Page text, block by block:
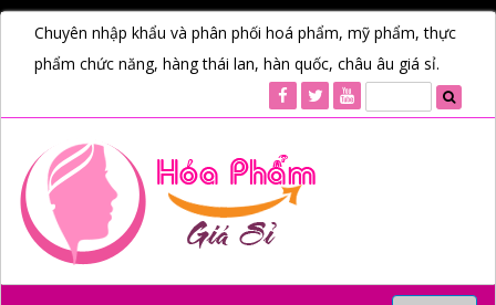
Chuyên nhập khẩu và phân phối hoá phẩm, mỹ phẩm, thực
phẩm chức năng, hàng thái lan, hàn quốc, châu âu giá sỉ.